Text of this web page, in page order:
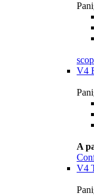
V4
A
V4